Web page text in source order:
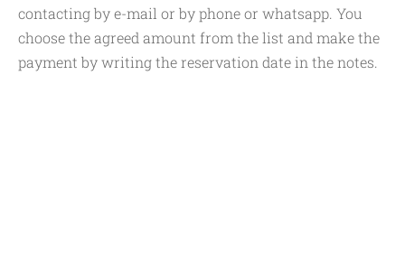
contacting by e-mail or by phone or whatsapp. You
choose the agreed amount from the list and make the
payment by writing the reservation date in the notes.